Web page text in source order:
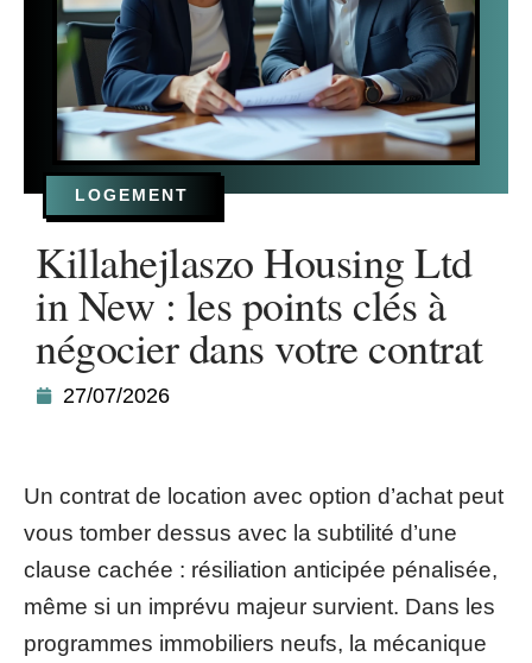
LOGEMENT
Killahejlaszo Housing Ltd
in New : les points clés à
négocier dans votre contrat
27/07/2026
Un contrat de location avec option d’achat peut
vous tomber dessus avec la subtilité d’une
clause cachée : résiliation anticipée pénalisée,
même si un imprévu majeur survient. Dans les
programmes immobiliers neufs, la mécanique